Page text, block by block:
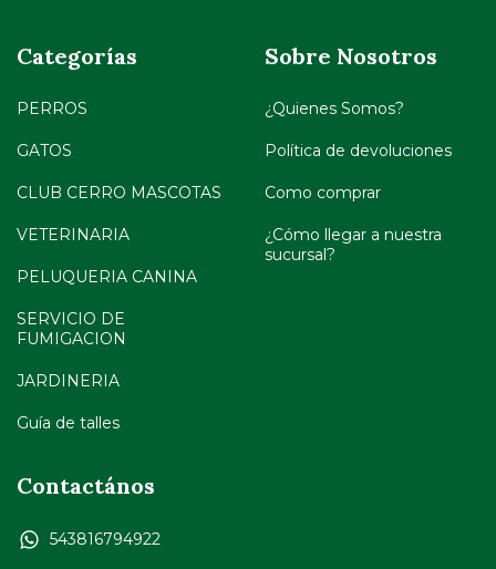
Categorías
PERROS
GATOS
CLUB CERRO MASCOTAS
VETERINARIA
PELUQUERIA CANINA
SERVICIO DE
FUMIGACION
JARDINERIA
Guía de talles
Sobre Nosotros
¿Quienes Somos?
Política de devoluciones
Como comprar
¿Cómo llegar a nuestra
sucursal?
Contactános
543816794922